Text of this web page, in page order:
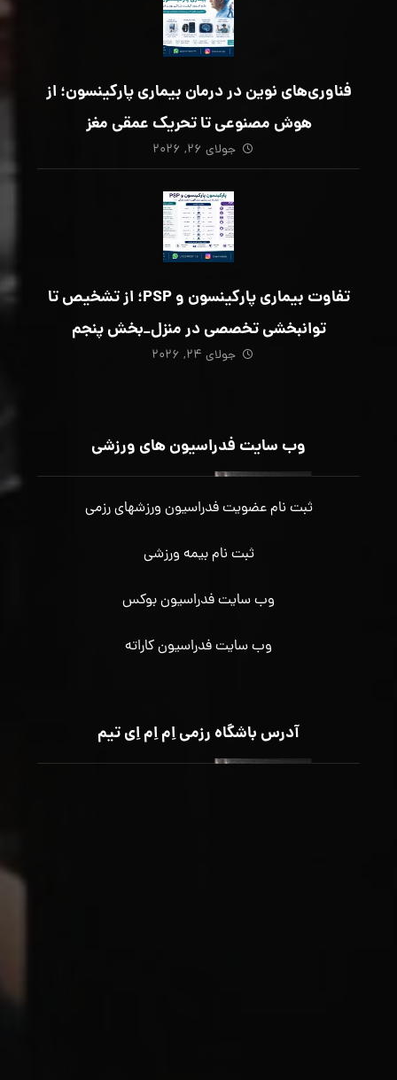
فناوری‌های نوین در درمان بیماری پارکینسون؛ از
هوش مصنوعی تا تحریک عمقی مغز
جولای ۲۶, ۲۰۲۶
تفاوت بیماری پارکینسون و PSP؛ از تشخیص تا
توانبخشی تخصصی در منزل_بخش پنجم
جولای ۲۴, ۲۰۲۶
وب سایت فدراسیون های ورزشی
ثبت نام عضویت فدراسیون ورزشهای رزمی
ثبت نام بیمه ورزشی
وب سایت فدراسیون بوکس
وب سایت فدراسیون کاراته
آدرس باشگاه رزمی اِم اِم اِی تیم